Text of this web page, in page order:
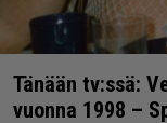
Tänään tv:ssä:
vuonna 1998 –